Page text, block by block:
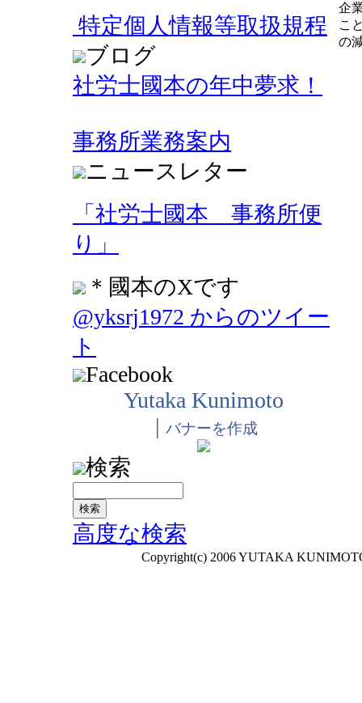
特定個人情報等取扱規程
ブログ
社労士國本の年中夢求！
事務所業務案内
ニュースレター
「社労士國本 事務所便
り」
＊國本のXです
@yksrj1972 からのツイー
ト
Facebook
Yutaka Kunimoto
| バナーを作成
検索
高度な検索
企
こ
の
Copyright(c) 2006 YUTAKA